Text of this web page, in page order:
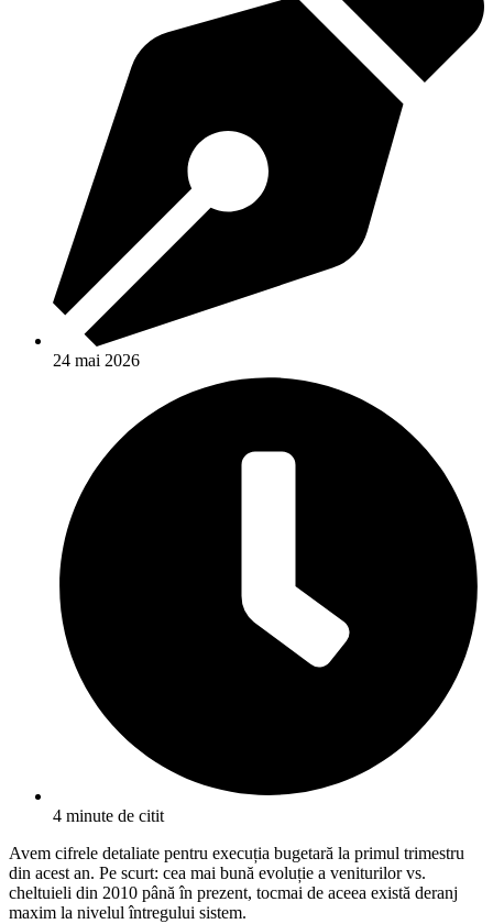
24 mai 2026
4 minute de citit
Avem cifrele detaliate pentru execuția bugetară la primul trimestru
din acest an. Pe scurt: cea mai bună evoluție a veniturilor vs.
cheltuieli din 2010 până în prezent, tocmai de aceea există deranj
maxim la nivelul întregului sistem.